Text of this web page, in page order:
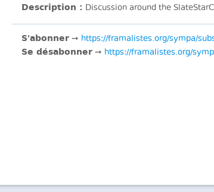
Description : Discussion around the
S'abonner ➙ https://framalistes.org/sympa/
Se désabonner ➙ https://framalistes.org/